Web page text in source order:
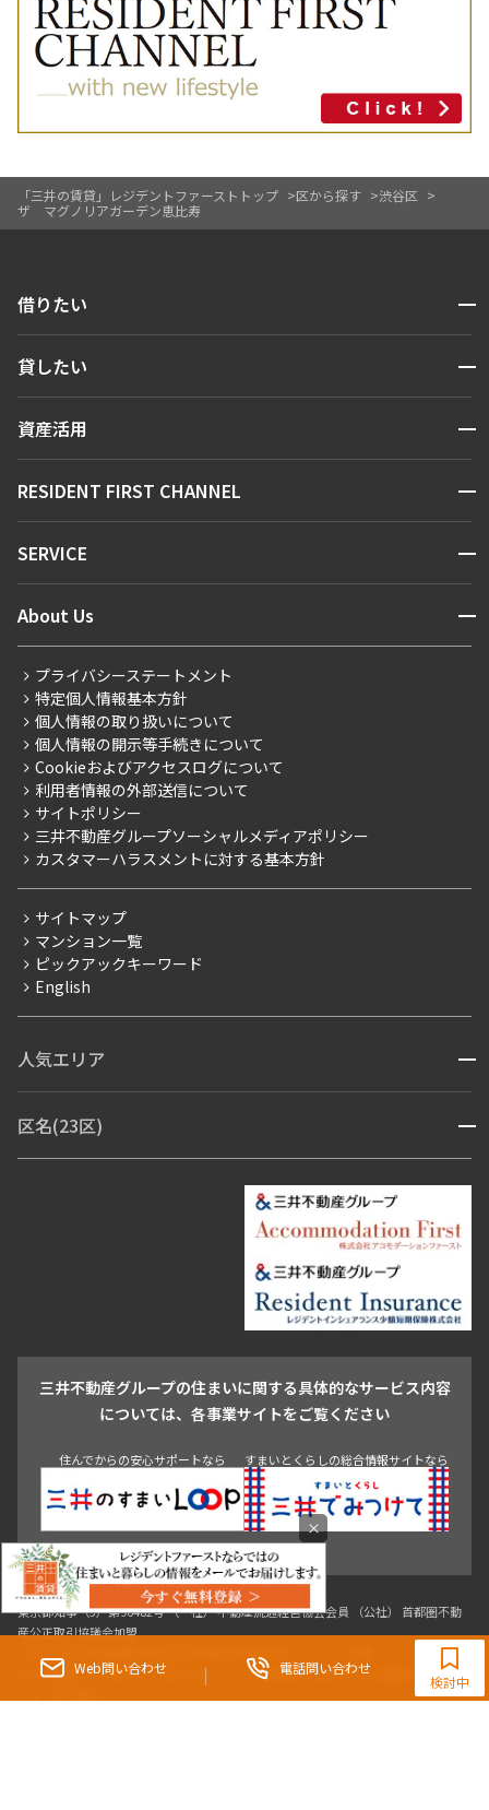
Web問い合わせ 電話問い合わせ
03-5784-3907
【提携店】(株)ヴィダックス
検討中
「三井の賃貸」レジデントファーストトップ 区から探す
渋谷区
ザ マグノリアガーデン恵比寿
借りたい 開閉
人気エリアから探す
新着情報から探す
新着募集情報
こだわりから探す
こだわり一覧
プレミアムマンション
新築
当社限定（港区・渋谷区）
当社限定（港区・渋谷区以外）
三井不動産企画
賃料改定
フリーレント
ペット可
ブランドマンション
貸したい 開閉
お問い合わせ
資産活用 開閉
お問い合わせ
RESIDENT FIRST CHANNEL 開閉
マンションレポート
住まいのコラム
SERVICE 開閉
会員ページ
ご入居・提携サービス
お部屋探しからご契約まで
よくあるご質問
社宅紹介
【仲介会社様向け】当社仲介事業部取り扱い物件入居申込
About Us 開閉
会社情報
事業案内
採用情報
ニュースリリース
お問い合わせ
プライバシーステートメント
特定個人情報基本方針
個人情報の取り扱いについて
個人情報の開示等手続きについて
Cookieおよびアクセスログについて
利用者情報の外部送信について
サイトポリシー
三井不動産グループソーシャルメディアポリシー
カスタマーハラスメントに対する基本方針
サイトマップ
マンション一覧
ピックアックキーワード
English
人気エリア 開閉
青山・表参道・原宿
市ヶ谷・神楽坂・飯田橋
三田・芝・浜松町
月島・勝どき・豊洲
本郷・春日・小石川
目白・高田馬場・早稲田
祐天寺・学芸大学・自由が丘
池袋・板橋・王子
青山 渋谷 東京・大手町 新宿 品川
目黒・中目黒
区名(23区) 開閉
江東区 台東区 墨田区
中野区
練馬区 荒川区
足立区
三井不動産グループの住まいに関する具体的なサービス内容
については、各事業サイトをご覧ください
住んでからの安心サポートなら すまいとくらしの総合情報サイトなら
東京都知事（3）第96482号 （一社） 不動産流通経営協会会員 （公社） 首都圏不動
×